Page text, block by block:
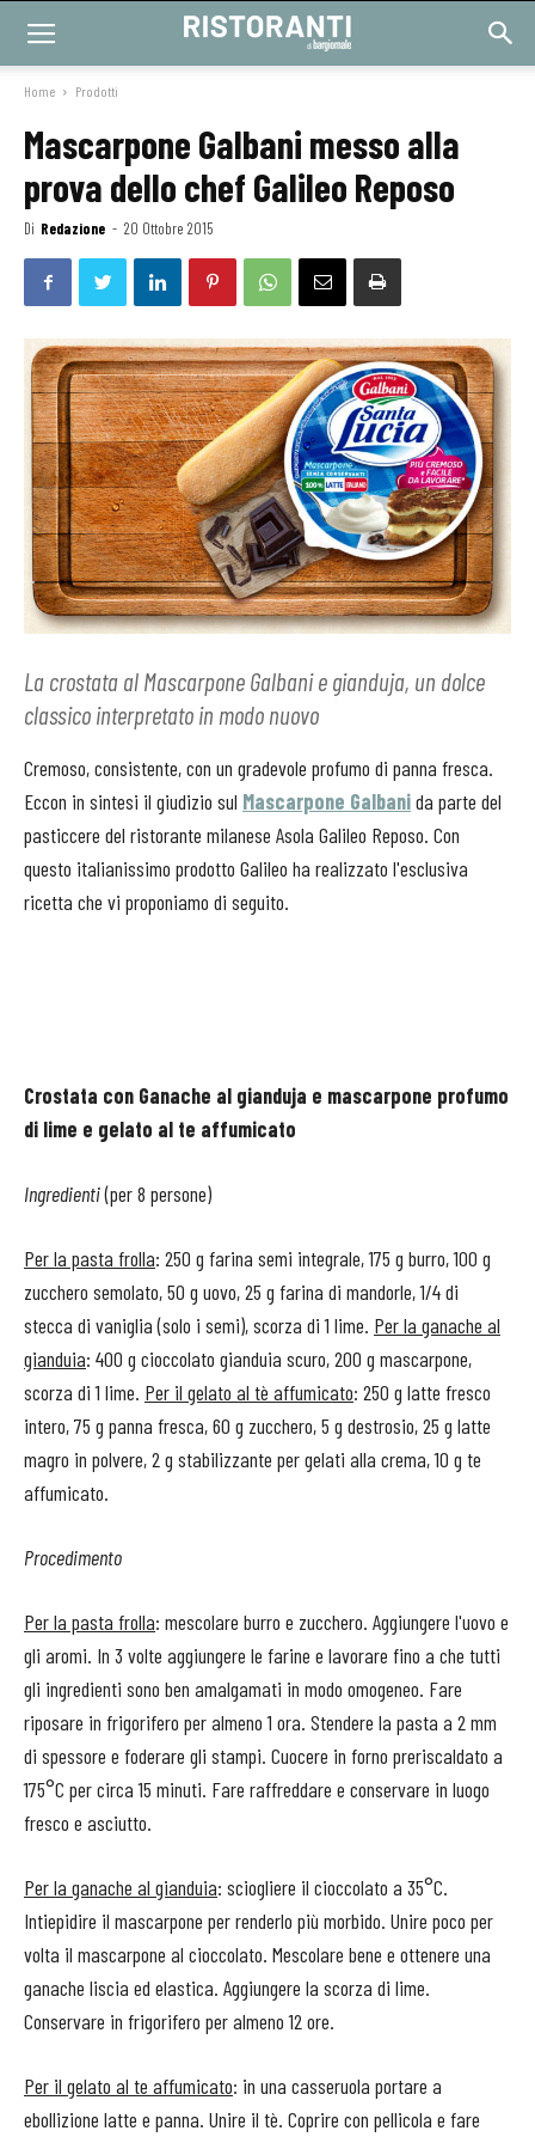
Home Prodotti
Mascarpone Galbani messo alla
prova dello chef Galileo Reposo
Di Redazione - 20 Ottobre 2015
La crostata al Mascarpone Galbani e gianduja, un dolce
classico interpretato in modo nuovo
Cremoso, consistente, con un gradevole profumo di panna fresca.
Eccon in sintesi il giudizio sul Mascarpone Galbanida parte del
pasticcere del ristorante milanese Asola Galileo Reposo. Con
questo italianissimo prodotto Galileo ha realizzato l'esclusiva
ricetta che vi proponiamo di seguito.
Crostata con Ganache al gianduja e mascarpone profumo
di lime e gelato al te affumicato
Ingredienti(per 8 persone)
Per la pasta frolla: 250 g farina semi integrale, 175 g burro, 100 g
zucchero semolato, 50 g uovo, 25 g farina di mandorle, 1/4 di
stecca di vaniglia (solo i semi), scorza di 1 lime. Per la ganache al
gianduia: 400 g cioccolato gianduia scuro, 200 g mascarpone,
scorza di 1 lime. Per il gelato al tè affumicato: 250 g latte fresco
intero, 75 g panna fresca, 60 g zucchero, 5 g destrosio, 25 g latte
magro in polvere, 2 g stabilizzante per gelati alla crema, 10 g te
affumicato.
Procedimento
Per la pasta frolla: mescolare burro e zucchero. Aggiungere l'uovo e
gli aromi. In 3 volte aggiungere le farine e lavorare fino a che tutti
gli ingredienti sono ben amalgamati in modo omogeneo. Fare
riposare in frigorifero per almeno 1 ora. Stendere la pasta a 2 mm
di spessore e foderare gli stampi. Cuocere in forno preriscaldato a
175°C per circa 15 minuti. Fare raffreddare e conservare in luogo
fresco e asciutto.
Per la ganache al gianduia: sciogliere il cioccolato a 35°C.
Intiepidire il mascarpone per renderlo più morbido. Unire poco per
volta il mascarpone al cioccolato. Mescolare bene e ottenere una
ganache liscia ed elastica. Aggiungere la scorza di lime.
Conservare in frigorifero per almeno 12 ore.
Per il gelato al te affumicato: in una casseruola portare a
ebollizione latte e panna. Unire il tè. Coprire con pellicola e fare